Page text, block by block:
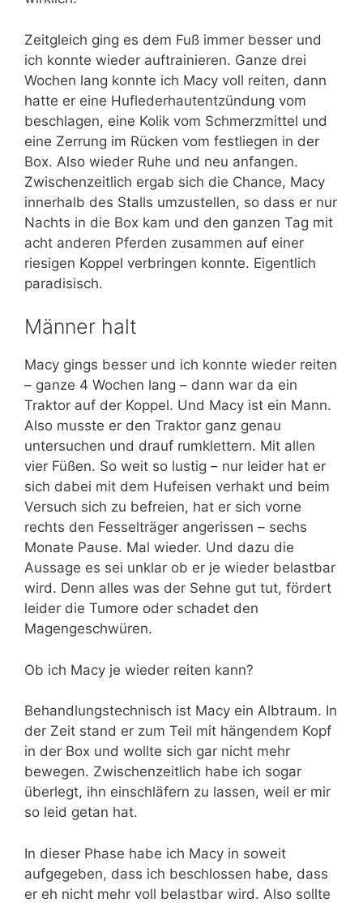
Zeitgleich ging es dem Fuß immer besser und
ich konnte wieder auftrainieren. Ganze drei
Wochen lang konnte ich Macy voll reiten, dann
hatte er eine Huflederhautentzündung vom
beschlagen, eine Kolik vom Schmerzmittel und
eine Zerrung im Rücken vom festliegen in der
Box. Also wieder Ruhe und neu anfangen.
Zwischenzeitlich ergab sich die Chance, Macy
innerhalb des Stalls umzustellen, so dass er nur
Nachts in die Box kam und den ganzen Tag mit
acht anderen Pferden zusammen auf einer
riesigen Koppel verbringen konnte. Eigentlich
paradisisch.
Männer halt
Macy gings besser und ich konnte wieder reiten
– ganze 4 Wochen lang – dann war da ein
Traktor auf der Koppel. Und Macy ist ein Mann.
Also musste er den Traktor ganz genau
untersuchen und drauf rumklettern. Mit allen
vier Füßen. So weit so lustig – nur leider hat er
sich dabei mit dem Hufeisen verhakt und beim
Versuch sich zu befreien, hat er sich vorne
rechts den Fesselträger angerissen – sechs
Monate Pause. Mal wieder. Und dazu die
Aussage es sei unklar ob er je wieder belastbar
wird. Denn alles was der Sehne gut tut, fördert
leider die Tumore oder schadet den
Magengeschwüren.
Ob ich Macy je wieder reiten kann?
Behandlungstechnisch ist Macy ein Albtraum. In
der Zeit stand er zum Teil mit hängendem Kopf
in der Box und wollte sich gar nicht mehr
bewegen. Zwischenzeitlich habe ich sogar
überlegt, ihn einschläfern zu lassen, weil er mir
so leid getan hat.
In dieser Phase habe ich Macy in soweit
aufgegeben, dass ich beschlossen habe, dass
er eh nicht mehr voll belastbar wird. Also sollte